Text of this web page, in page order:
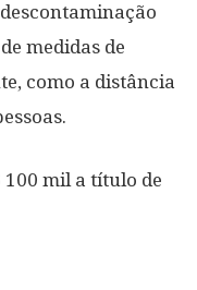
medidas de
como a distância
100 mil a título de